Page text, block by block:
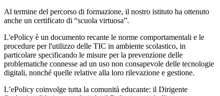
Al termine del percorso di formazione, il nostro istituto ha ottenuto
anche un certificato di “scuola virtuosa”.
L'ePolicy è un documento recante le norme comportamentali e le
procedure per l'utilizzo delle TIC in ambiente scolastico, in
particolare specificando le misure per la prevenzione delle
problematiche connesse ad un uso non consapevole delle tecnologie
digitali, nonché quelle relative alla loro rilevazione e gestione.
L’ePolicy coinvolge tutta la comunità educante: il Dirigente